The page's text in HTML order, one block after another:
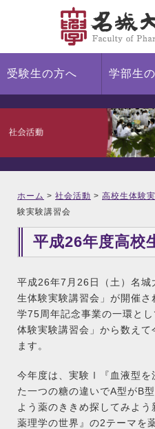
受験生の方へ 学部生
ホーム > 社会活動 > 高校生体験
験実験講習会
平成26年度高校
平成26年7月26日（土）名城
生体験実験講習会」が開催
学75周年記念事業の一環と
体験実験講習会」から数え
ます。
今年度は、実験Ⅰ『血液型を
た一つの糖の違いでA型がB
よう薬のききめ探してみよ
薬理学の世界』の2テーマを